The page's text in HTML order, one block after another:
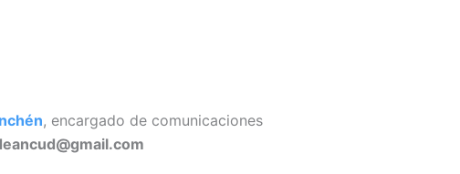
, encargado de comunicaciones